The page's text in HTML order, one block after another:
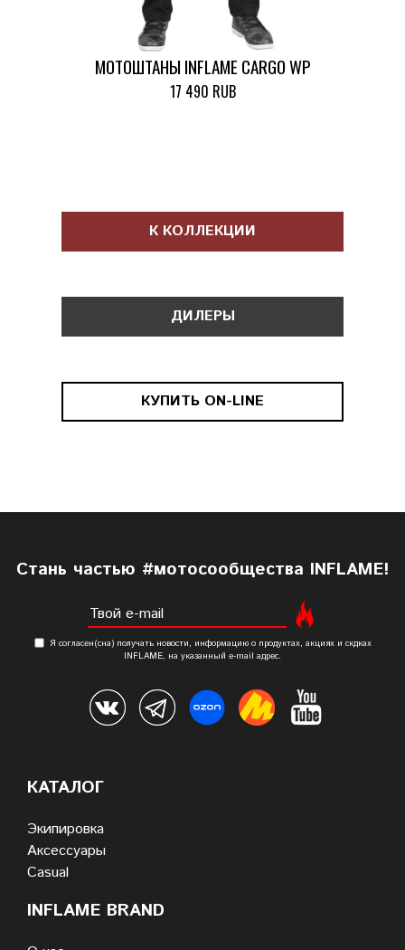
МОТОШТАНЫ INFLAME CARGO WP
17 490 RUB
К КОЛЛЕКЦИИ
ДИЛЕРЫ
КУПИТЬ ON-LINE
Cтань частью #мотосообщества INFLAME!
Я согласен(сна) получать новости, информацию о продуктах, акциях и скдках
INFLAME, на указанный е-mail адрес.
КАТАЛОГ
Экипировка
Аксессуары
Casual
INFLAME BRAND